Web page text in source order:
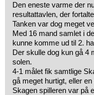
Den eneste varme der
resultattavlen, der
Tanken var dog meget
Med 16 mand samlet i
kunne komme ud til 2.
Der skulle dog kun gå 4
solen.
4-1 målet fik samtlige
gå meget hurtigt, eller
Skagen spilleren var på